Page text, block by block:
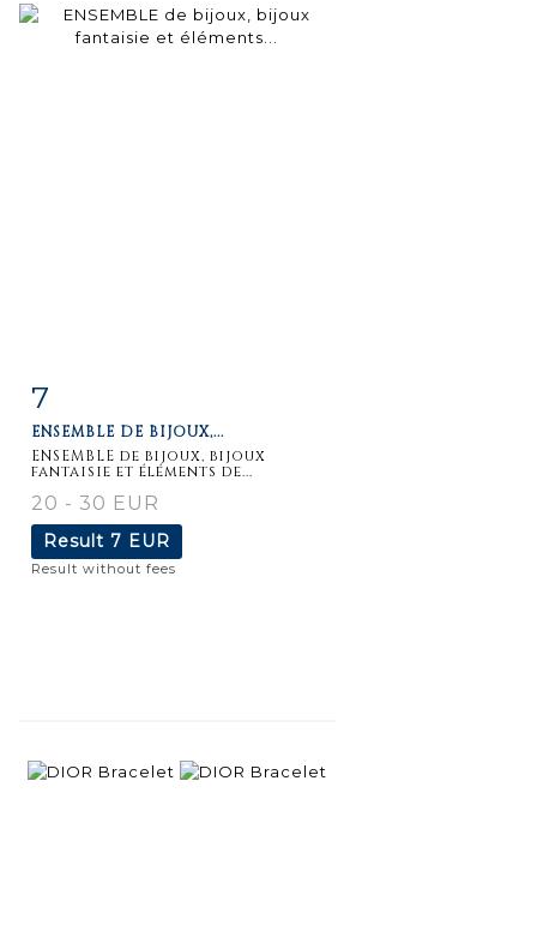
7
ENSEMBLE DE BIJOUX,...
ENSEMBLE de bijoux, bijoux
fantaisie et éléments de...
20 - 30 EUR
Result 7 EUR
Result without fees